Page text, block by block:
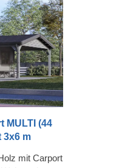
MULTI (44
3x6 m
mit Carport